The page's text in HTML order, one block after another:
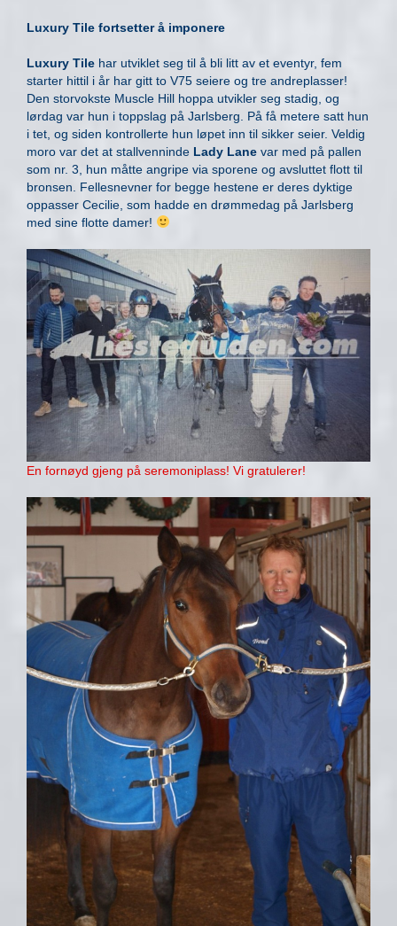
Luxury Tile fortsetter å imponere
Luxury Tile har utviklet seg til å bli litt av et eventyr, fem
starter hittil i år har gitt to V75 seiere og tre andreplasser!
Den storvokste Muscle Hill hoppa utvikler seg stadig, og
lørdag var hun i toppslag på Jarlsberg. På få metere satt hun
i tet, og siden kontrollerte hun løpet inn til sikker seier. Veldig
moro var det at stallvenninde Lady Lane var med på pallen
som nr. 3, hun måtte angripe via sporene og avsluttet flott til
bronsen. Fellesnevner for begge hestene er deres dyktige
oppasser Cecilie, som hadde en drømmedag på Jarlsberg
med sine flotte damer!
En fornøyd gjeng på seremoniplass! Vi gratulerer!